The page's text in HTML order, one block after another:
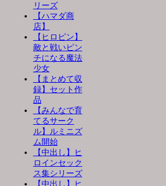
リーズ
【ハマダ商
店】
【ヒロピン】
敵と戦いピン
チになる魔法
少女
【まとめて収
録】セット作
品
【みんなで育
てるサーク
ル】ルミニズ
ム開始
【中出し】ヒ
ロインセック
ス集シリーズ
【中出し】ヒ